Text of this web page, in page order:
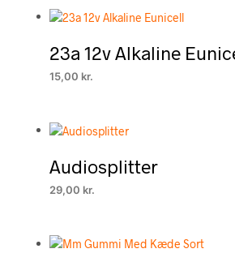
23a 12v Alkaline
15,00 kr.
Audiosplitter
29,00 kr.